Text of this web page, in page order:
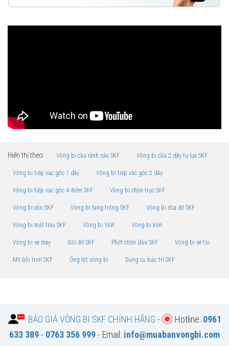
Hiển thị theo: Vòng bi cầu rãnh sâu SKF Vòng bi cầu 2 dãy tự lựa SKF
Vòng bi tiếp xúc góc 1 dãy Vòng bi tiếp xúc góc 2 dãy
Vòng bi tiếp xúc góc 4 điểm SKF Vòng bi chặn trục SKF
Vòng bi côn SKF Vòng bi tang trống SKF Vòng bi đũa đỡ SKF
Vòng bi mắt trâu SKF Vòng bi YAR Vòng bi kim
Vòng bi xe máy Gối đỡ SKF Phớt chặn dầu SKF Vòng bi xe tải
Mỡ bôi trơn SKF Ống lót vòng bi Dụng cụ bảo trì SKF
BÁO GIÁ VÒNG BI SKF CHÍNH HÃNG - Hotline: 0961
633 389- 0763 356 999- Email: info@muabanvongbi.com